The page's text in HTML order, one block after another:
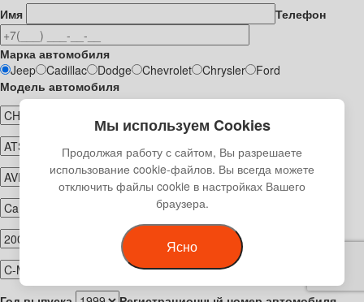
Имя
Телефон
Марка автомобиля
Jeep
Cadillac Dodge Chevrolet Chrysler
Ford
Модель автомобиля
Мы используем Cookies
Продолжая работу с сайтом, Вы разрешаете
использование cookie-файлов. Вы всегда можете
отключить файлы cookie в настройках Вашего
браузера.
Ясно